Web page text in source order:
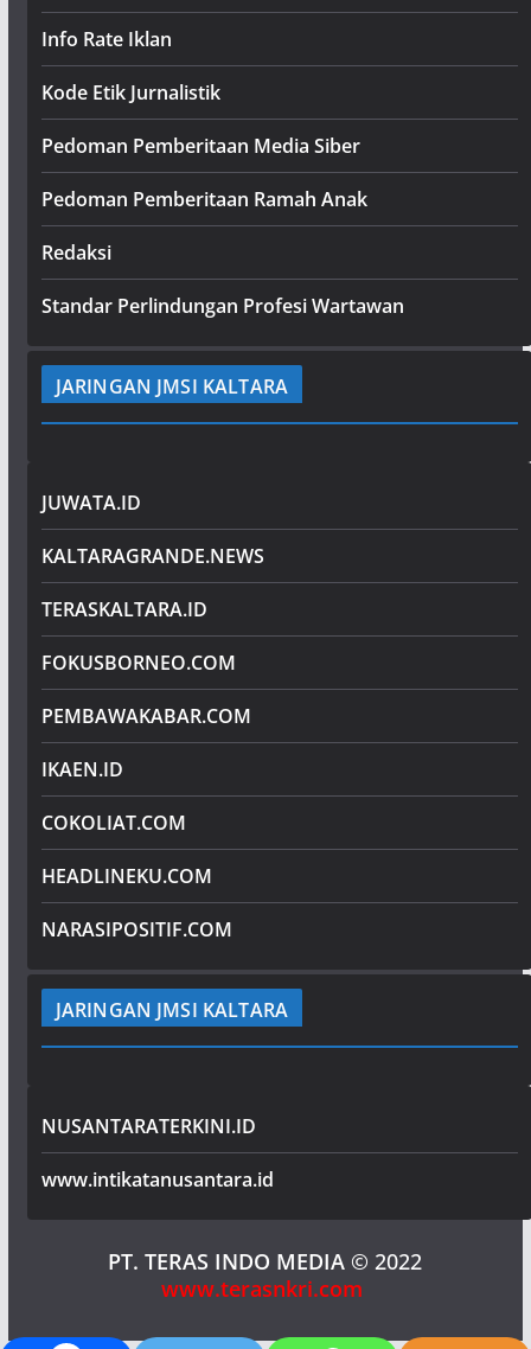
Info Rate Iklan
Kode Etik Jurnalistik
Pedoman Pemberitaan Media Siber
Pedoman Pemberitaan Ramah Anak
Redaksi
Standar Perlindungan Profesi Wartawan
JARINGAN JMSI KALTARA
JUWATA.ID
KALTARAGRANDE.NEWS
TERASKALTARA.ID
FOKUSBORNEO.COM
PEMBAWAKABAR.COM
IKAEN.ID
COKOLIAT.COM
HEADLINEKU.COM
NARASIPOSITIF.COM
JARINGAN JMSI KALTARA
NUSANTARATERKINI.ID
www.intikatanusantara.id
PT. TERAS INDO MEDIA © 2022
www.terasnkri.com